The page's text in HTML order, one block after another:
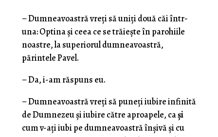
– Dumneavoastră vreţi să uniţi două căi într-
una: Optina şi ceea ce se trăieşte în parohiile
noastre, la superiorul dumneavoastră,
părintele Pavel.
– Da, i-am răspuns eu.
– Dumneavoastră vreţi să puneţi iubire infinită
de Dumnezeu şi iubire către aproapele, caşi
cum v-ați iubi pe dumneavoastră înşivă şi cu